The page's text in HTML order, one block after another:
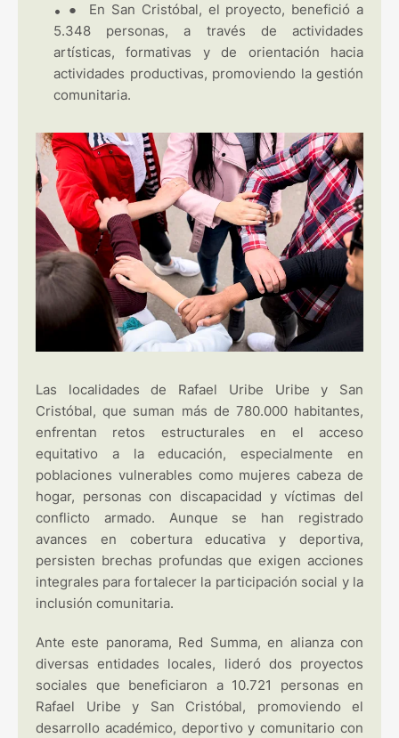
●
En San Cristóbal, el proyecto, benefició a
5.348 personas, a través de actividades
artísticas, formativas y de orientación hacia
actividades productivas, promoviendo la gestión
comunitaria.
Las localidades de Rafael Uribe Uribe y San
Cristóbal, que suman más de 780.000 habitantes,
enfrentan retos estructurales en el acceso
equitativo a la educación, especialmente en
poblaciones vulnerables como mujeres cabeza de
hogar, personas con discapacidad y víctimas del
conflicto armado. Aunque se han registrado
avances en cobertura educativa y deportiva,
persisten brechas profundas que exigen acciones
integrales para fortalecer la participación social y la
inclusión comunitaria.
Ante este panorama, Red Summa, en alianza con
diversas entidades locales, lideró dos proyectos
sociales que beneficiaron a 10.721 personas en
Rafael Uribe y San Cristóbal, promoviendo el
desarrollo académico, deportivo y comunitario con